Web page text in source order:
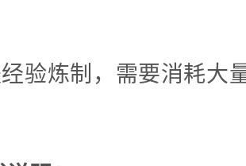
验炼制，需要消耗大